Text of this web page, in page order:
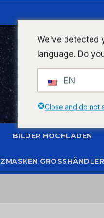
BILDER HOCHLADEN
GROSSHÄNDLER
We've detected
language. Do
EN
Close and do not